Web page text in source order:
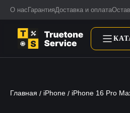
О нас ГарантияДоставка и оплата
Главная / iPhone / iPhone 16 Pro